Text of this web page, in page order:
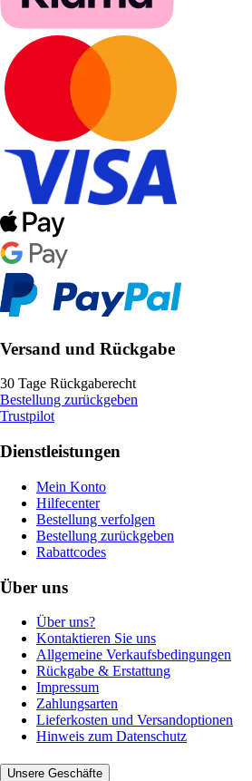
Versand und Rückgabe
30 Tage Rückgaberecht
Bestellung zurückgeben
Trustpilot
Dienstleistungen
Mein Konto
Hilfecenter
Bestellung verfolgen
Bestellung zurückgeben
Rabattcodes
Über uns
Über uns?
Kontaktieren Sie uns
Allgemeine Verkaufsbedingungen
Rückgabe & Erstattung
Impressum
Zahlungsarten
Lieferkosten und Versandoptionen
Hinweis zum Datenschutz
Unsere Geschäfte